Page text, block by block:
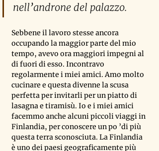
nell’androne del palazzo.
Sebbene il lavoro stesse ancora
occupando la maggior parte del mio
tempo, avevo ora maggiori impegni al
di fuori di esso. Incontravo
regolarmente i miei amici. Amo molto
cucinare e questa divenne la scusa
perfetta per invitarli per un piatto di
lasagna e tiramisù. Io e i miei amici
facemmo anche alcuni piccoli viaggi in
Finlandia, per conoscere un po ’di più
questa terra sconosciuta. La Finlandia
è uno dei paesi geograficamente più